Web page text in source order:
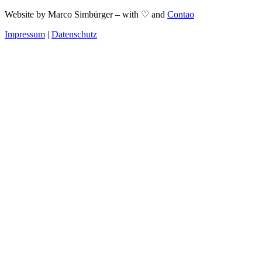
Website by Marco Simbürger – with ♡ and Contao
Impressum
Datenschutz